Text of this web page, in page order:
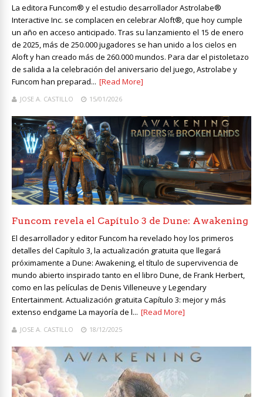
La editora Funcom® y el estudio desarrollador Astrolabe®
Interactive Inc. se complacen en celebrar Aloft®, que hoy cumple
un año en acceso anticipado. Tras su lanzamiento el 15 de enero
de 2025, más de 250.000 jugadores se han unido a los cielos en
Aloft y han creado más de 260.000 mundos. Para dar el pistoletazo
de salida a la celebración del aniversario del juego, Astrolabe y
Funcom han preparad... [Read More]
JOSE A. CASTILLO 15/01/2026
Funcom revela el Capítulo 3 de Dune: Awakening
El desarrollador y editor Funcom ha revelado hoy los primeros
detalles del Capítulo 3, la actualización gratuita que llegará
próximamente a Dune: Awakening, el título de supervivencia de
mundo abierto inspirado tanto en el libro Dune, de Frank Herbert,
como en las películas de Denis Villeneuve y Legendary
Entertainment. Actualización gratuita Capítulo 3: mejor y más
extenso endgame La mayoría de l... [Read More]
JOSE A. CASTILLO 18/12/2025